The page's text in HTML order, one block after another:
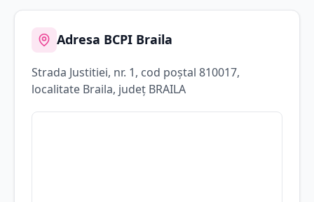
Adresa BCPI Braila
Strada Justitiei, nr. 1, cod poștal 810017,
localitate Braila, județ BRAILA